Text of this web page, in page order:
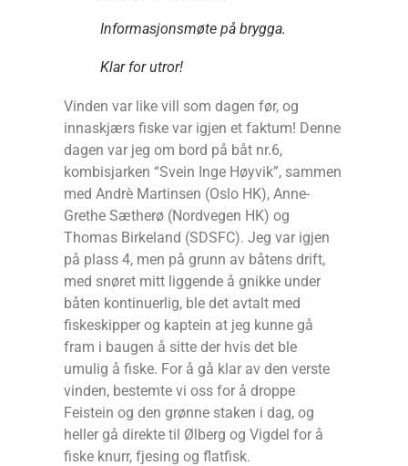
Informasjonsmøte på brygga.
Klar for utror!
Vinden var like vill som dagen før, og
innaskjærs fiske var igjen et faktum! Denne
dagen var jeg om bord på båt nr.6,
kombisjarken “Svein Inge Høyvik”, sammen
med Andrè Martinsen (Oslo HK), Anne-
Grethe Sætherø (Nordvegen HK) og
Thomas Birkeland (SDSFC). Jeg var igjen
på plass 4, men på grunn av båtens drift,
med snøret mitt liggende å gnikke under
båten kontinuerlig, ble det avtalt med
fiskeskipper og kaptein at jeg kunne gå
fram i baugen å sitte der hvis det ble
umulig å fiske. For å gå klar av den verste
vinden, bestemte vi oss for å droppe
Feistein og den grønne staken i dag, og
heller gå direkte til Ølberg og Vigdel for å
fiske knurr, fjesing og flatfisk.